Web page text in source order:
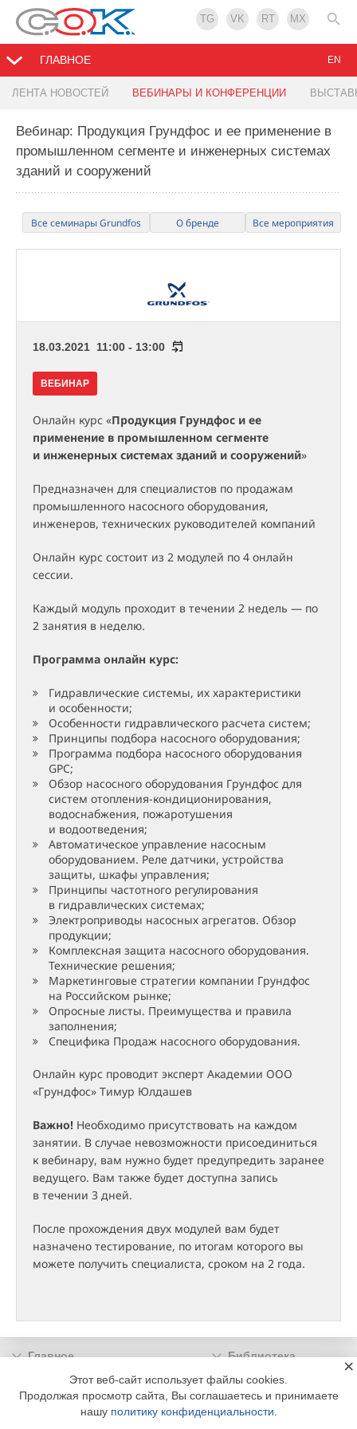
TG VK RT MX
ГЛАВНОЕ
ЛЕНТА НОВОСТЕЙ ВЕБИНАРЫ И КОНФЕРЕНЦИИ
EN
Вебинар: Продукция Грундфос и ее применение в
промышленном сегменте и инженерных системах
зданий и сооружений
Все семинары Grundfos О бренде Все мероприятия
18.03.2021 11:00 - 13:00
ВЕБИНАР
Онлайн курс «Продукция Грундфос и ее
применение в промышленном сегменте
и инженерных системах зданий и сооружений»
Предназначен для специалистов по продажам
промышленного насосного оборудования,
инженеров, технических руководителей компаний
Онлайн курс состоит из 2 модулей по 4 онлайн
сессии.
Каждый модуль проходит в течении 2 недель — по
2 занятия в неделю.
Программа онлайн курс:
Гидравлические системы, их характеристики
и особенности;
Особенности гидравлического расчета систем;
Принципы подбора насосного оборудования;
Программа подбора насосного оборудования
GPC;
Обзор насосного оборудования Грундфос для
систем отопления-кондиционирования,
водоснабжения, пожаротушения
и водоотведения;
Автоматическое управление насосным
оборудованием. Реле датчики, устройства
защиты, шкафы управления;
Принципы частотного регулирования
в гидравлических системах;
Электроприводы насосных агрегатов. Обзор
продукции;
Комплексная защита насосного оборудования.
Технические решения;
Маркетинговые стратегии компании Грундфос
на Российском рынке;
Опросные листы. Преимущества и правила
заполнения;
Специфика Продаж насосного оборудования.
Онлайн курс проводит эксперт Академии ООО
«Грундфос» Тимур Юлдашев
Важно! Необходимо присутствовать на каждом
занятии. В случае невозможности присоединиться
к вебинару, вам нужно будет предупредить заранее
ведущего. Вам также будет доступна запись
в течении 3 дней.
После прохождения двух модулей вам будет
назначено тестирование, по итогам которого вы
можете получить специалиста, сроком на 2 года.
Главное
Библиотека
Подписка
Реклама
Информация
Этот веб-сайт использует файлы cookies.
Продолжая просмотр сайта, Вы соглашаетесь и принимаете
нашу политику конфиденциальности
×